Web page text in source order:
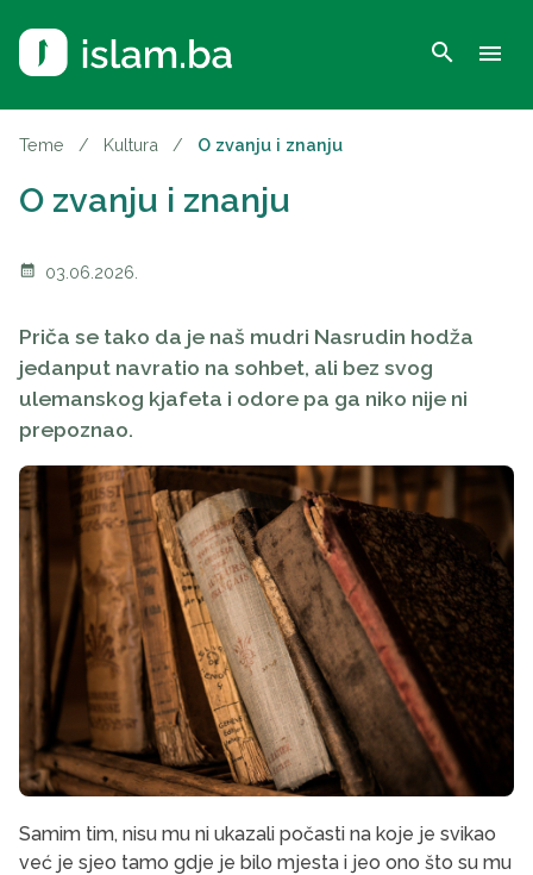
search menu
Teme / Kultura / O zvanju i znanju
O zvanju i znanju
calendar_month 03.06.2026.
Priča se tako da je naš mudri Nasrudin hodža
jedanput navratio na sohbet, ali bez svog
ulemanskog kjafeta i odore pa ga niko nije ni
prepoznao.
Samim tim, nisu mu ni ukazali počasti na koje je svikao
već je sjeo tamo gdje je bilo mjesta i jeo ono što su mu